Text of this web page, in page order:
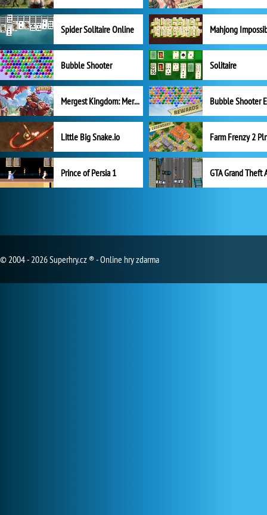
Spider Solitaire Online Mahjong
Bubble Shooter Solitaire
Mergest Kingdom: Merge Puzzle
Little Big Snake.io
Prince of Persia 1 GTA Grand Theft
© 2004 - 2026 Superhry.cz ® - Online hry zdarma